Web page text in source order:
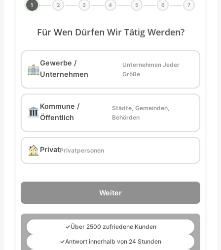
1 2 3 4 5 6 7
Für Wen Dürfen Wir Tätig Werden?
Gewerbe /
Unternehmen
Unternehmen Jeder
Größe
Kommune /
Öffentlich
Städte, Gemeinden,
Behörden
PrivatPrivatpersonen
Weiter
✓Über 2500 zufriedene Kunden
✓Antwort innerhalb von 24 Stunden